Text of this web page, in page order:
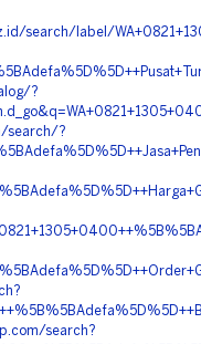
search/label/
?
search/?
search?